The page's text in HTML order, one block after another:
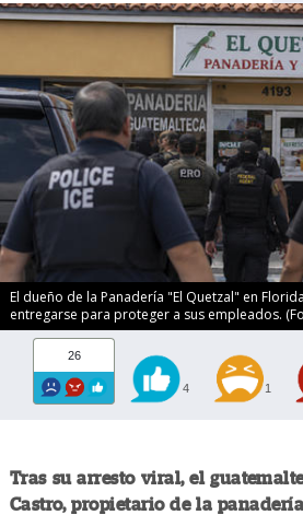
El dueño de la Panadería "El Quetzal" en
entregarse para proteger a sus empleados.
26
4 1
Tras su arresto viral, el
Castro, propietario de la